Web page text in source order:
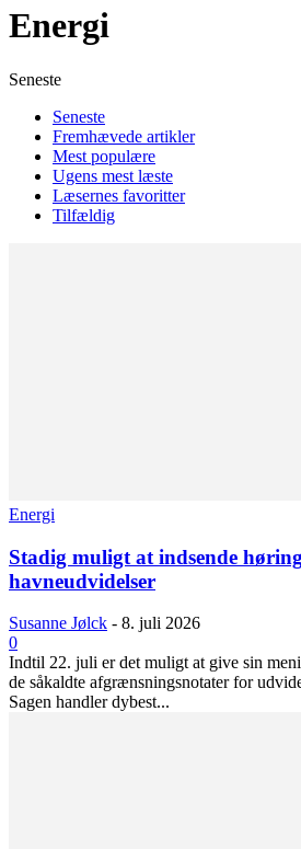
Energi
Seneste
Seneste
Fremhævede artikler
Mest populære
Ugens mest læste
Læsernes favoritter
Tilfældig
Energi
Stadig muligt at indsende
havneudvidelser
Susanne Jølck - 8. juli 2026
0
Indtil 22. juli er det muligt at give sin
de såkaldte afgrænsningsnotater for
Sagen handler dybest...